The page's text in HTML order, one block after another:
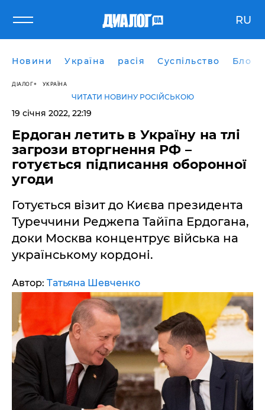
RU
Новини Україна расія Суспільство Блоги
ДІАЛОГ УКРАЇНА
ЧИТАТИ НОВИНУ РОСІЙСЬКОЮ
19 січня 2022, 22:19
Ердоган летить в Україну на тлі
загрози вторгнення РФ –
готується підписання оборонної
угоди
Готується візит до Києва президента
Туреччини Реджепа Тайїпа Ердогана,
доки Москва концентрує війська на
українському кордоні.
Автор: Татьяна Шевченко